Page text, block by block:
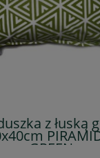
z łuską
GREEN